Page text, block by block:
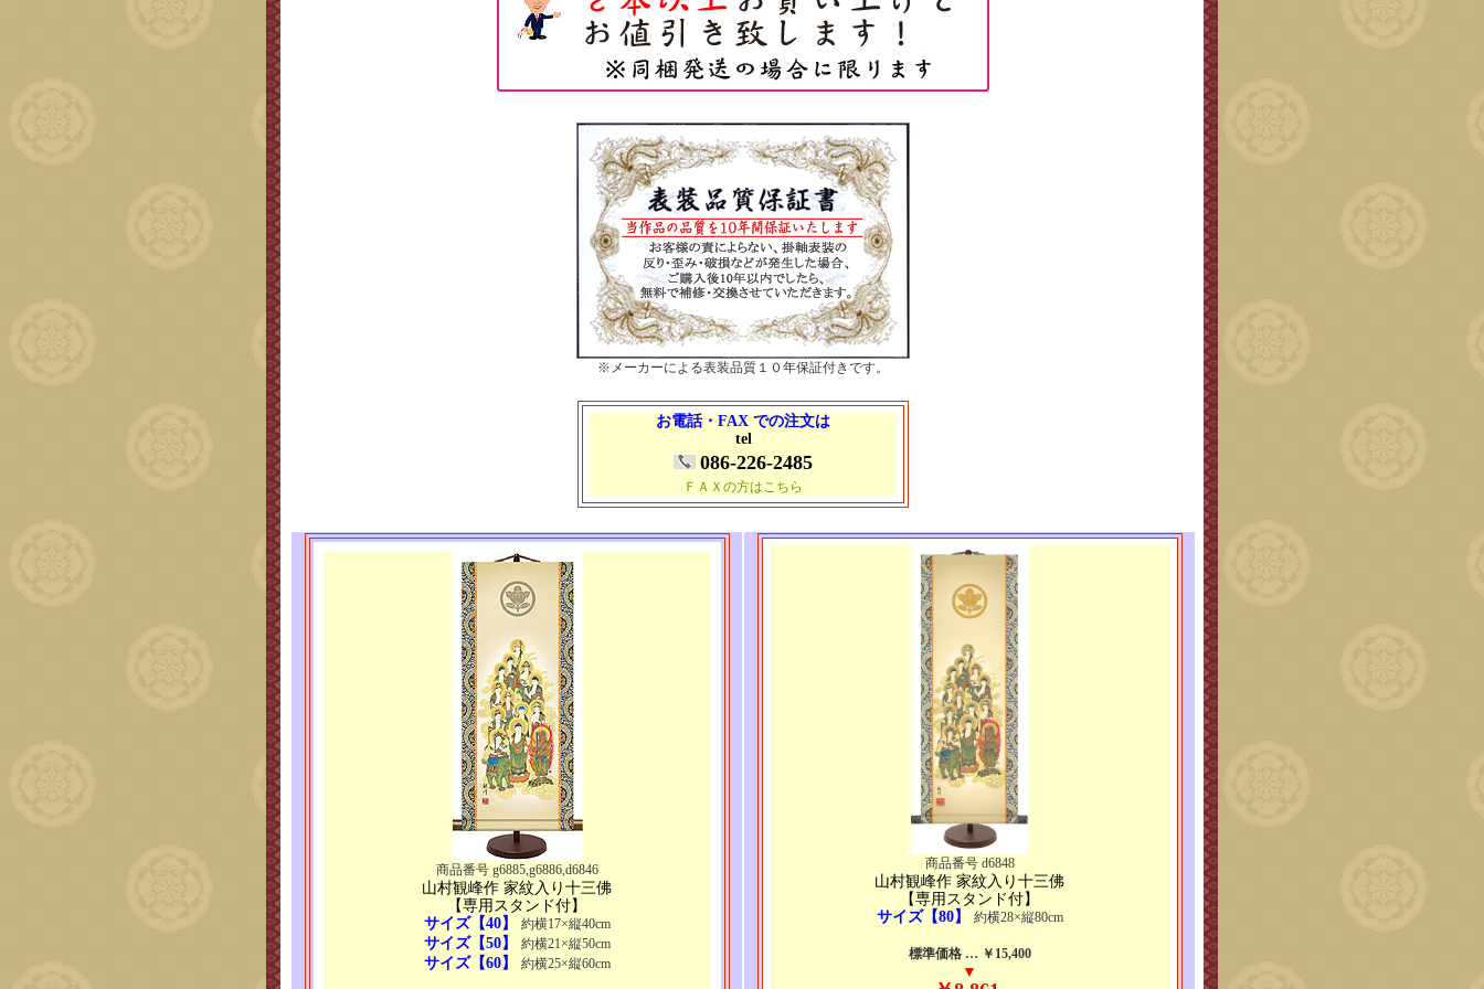
※メーカーによる表装品質１０年保証付きです。
お電話・FAX での注文は
tel
086-226-2485
ＦＡＸの方はこちら
商品番号 g6885,g6886,d6846
山村観峰作 家紋入り十三佛
【専用スタンド付】
サイズ【40】 約横17×縦40cm
サイズ【50】 約横21×縦50cm
サイズ【60】 約横25×縦60cm
商品番号 d6848
山村観峰作 家紋入り十三佛
【専用スタンド付】
サイズ【80】 約横28×縦80cm
標準価格 … ￥15,400
▼